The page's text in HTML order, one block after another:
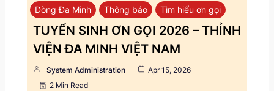
Dòng Đa Minh Thông báo Tìm hiểu ơn gọi
TUYỂN SINH ƠN GỌI 2026 – THỈNH
VIỆN ĐA MINH VIỆT NAM
System Administration
Apr 15, 2026
2 Min Read